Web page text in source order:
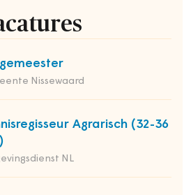
Nissewaard
Agrarisch (32-36
NL